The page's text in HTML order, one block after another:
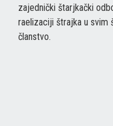
zajednički štarjkački
raelizaciji štrajka u svim
članstvo.